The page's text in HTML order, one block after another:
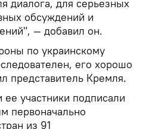
диалога, для серьезных
обсуждений и
— добавил он.
по украинскому
его хорошо
представитель Кремля.
участники подписали
первоначально
из 91